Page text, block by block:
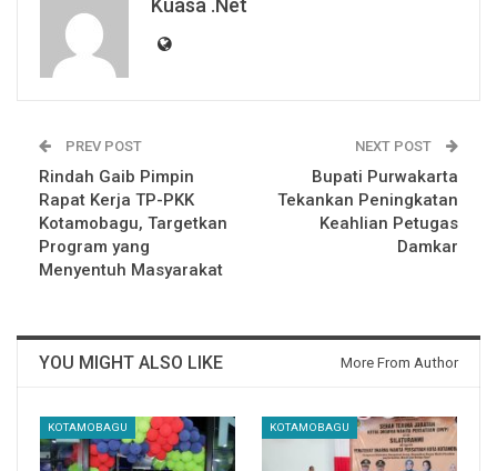
Kuasa .net
PREV POST
Rindah Gaib Pimpin
Rapat Kerja TP-PKK
Kotamobagu, Targetkan
Program yang
Menyentuh Masyarakat
NEXT POST
Bupati Purwakarta
Tekankan Peningkatan
Keahlian Petugas
Damkar
YOU MIGHT ALSO LIKE More From Author
KOTAMOBAGU KOTAMOBAGU